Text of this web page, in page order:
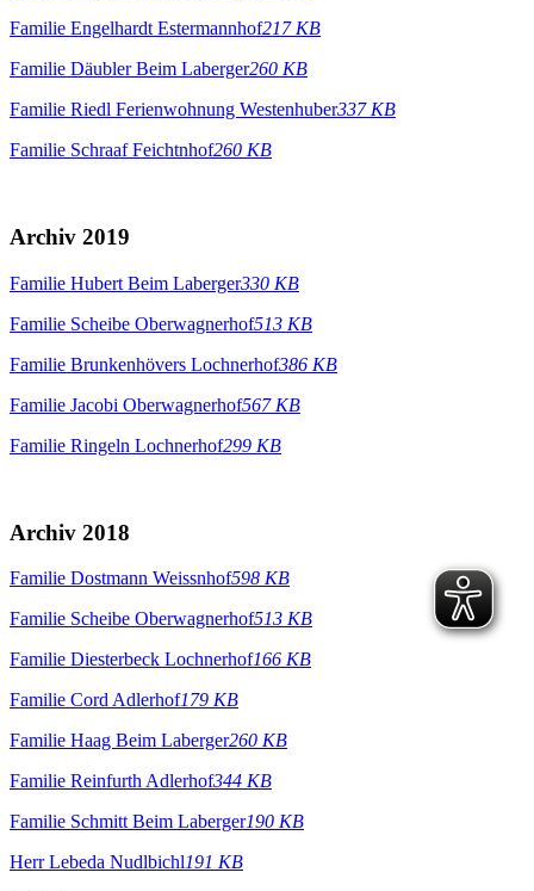
Familie Engelhardt Estermannhof217 KB
Familie Däubler Beim Laberger260 KB
Familie Riedl Ferienwohnung Westenhuber337 KB
Familie Schraaf Feichtnhof260 KB
Archiv 2019
Familie Hubert Beim Laberger330 KB
Familie Scheibe Oberwagnerhof513 KB
Familie Brunkenhövers Lochnerhof386 KB
Familie Jacobi Oberwagnerhof567 KB
Familie Ringeln Lochnerhof299 KB
Archiv 2018
Familie Dostmann Weissnhof598 KB
Familie Scheibe Oberwagnerhof513 KB
Familie Diesterbeck Lochnerhof166 KB
Familie Cord Adlerhof179 KB
Familie Haag Beim Laberger260 KB
Familie Reinfurth Adlerhof344 KB
Familie Schmitt Beim Laberger190 KB
Herr Lebeda Nudlbichl191 KB